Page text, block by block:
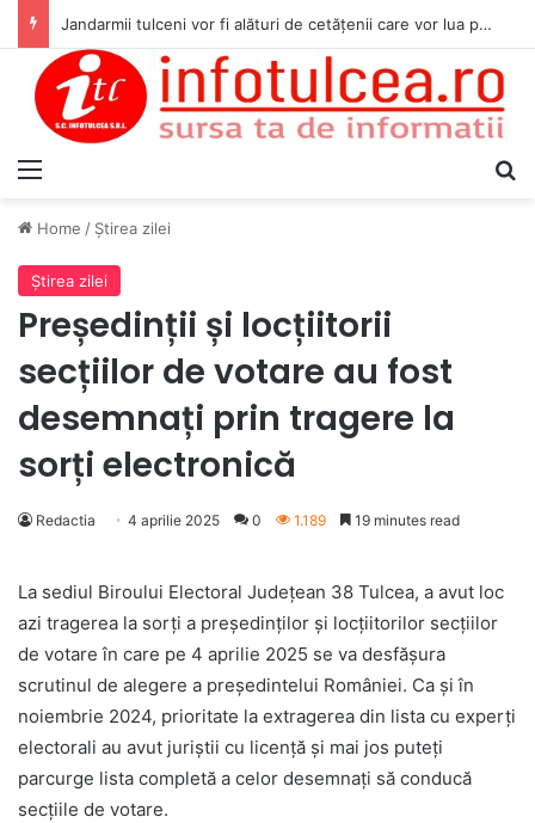
Jandarmii tulceni vor fi alături de cetățenii care vor lua parte la Festivalul Folk Țestos
Home / Ştirea zilei
Ştirea zilei
Președinții și locțiitorii
secțiilor de votare au fost
desemnați prin tragere la
sorți electronică
Redactia 4 aprilie 2025 0 1.189 19 minutes read
La sediul Biroului Electoral Județean 38 Tulcea, a avut loc
azi tragerea la sorți a președinților și locțiitorilor secțiilor
de votare în care pe 4 aprilie 2025 se va desfășura
scrutinul de alegere a președintelui României. Ca și în
noiembrie 2024, prioritate la extragerea din lista cu experți
electorali au avut juriștii cu licență și mai jos puteți
parcurge lista completă a celor desemnați să conducă
secțiile de votare.